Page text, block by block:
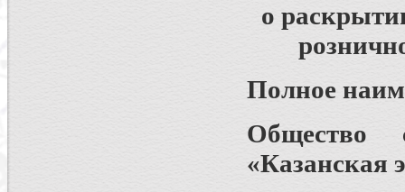
о
Полное
Общество
«Казанская